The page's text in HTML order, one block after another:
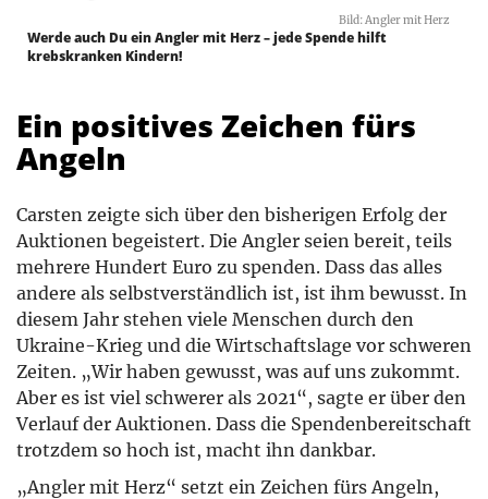
Bild: Angler mit Herz
Werde auch Du ein Angler mit Herz – jede Spende hilft
krebskranken Kindern!
Ein positives Zeichen fürs
Angeln
Carsten zeigte sich über den bisherigen Erfolg der
Auktionen begeistert. Die Angler seien bereit, teils
mehrere Hundert Euro zu spenden. Dass das alles
andere als selbstverständlich ist, ist ihm bewusst. In
diesem Jahr stehen viele Menschen durch den
Ukraine-Krieg und die Wirtschaftslage vor schweren
Zeiten. „Wir haben gewusst, was auf uns zukommt.
Aber es ist viel schwerer als 2021“, sagte er über den
Verlauf der Auktionen. Dass die Spendenbereitschaft
trotzdem so hoch ist, macht ihn dankbar.
„Angler mit Herz“ setzt ein Zeichen fürs Angeln,